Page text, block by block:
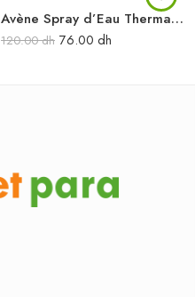
Avène Spray d’Eau Thermale 150 ml
120.00dh 76.00 dh